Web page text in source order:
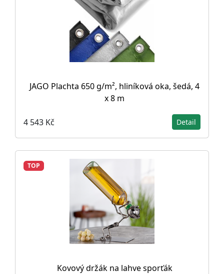
JAGO Plachta 650 g/m², hliníková oka, šedá, 4
x 8 m
4 543 Kč Detail
TOP
Kovový držák na lahve sporťák